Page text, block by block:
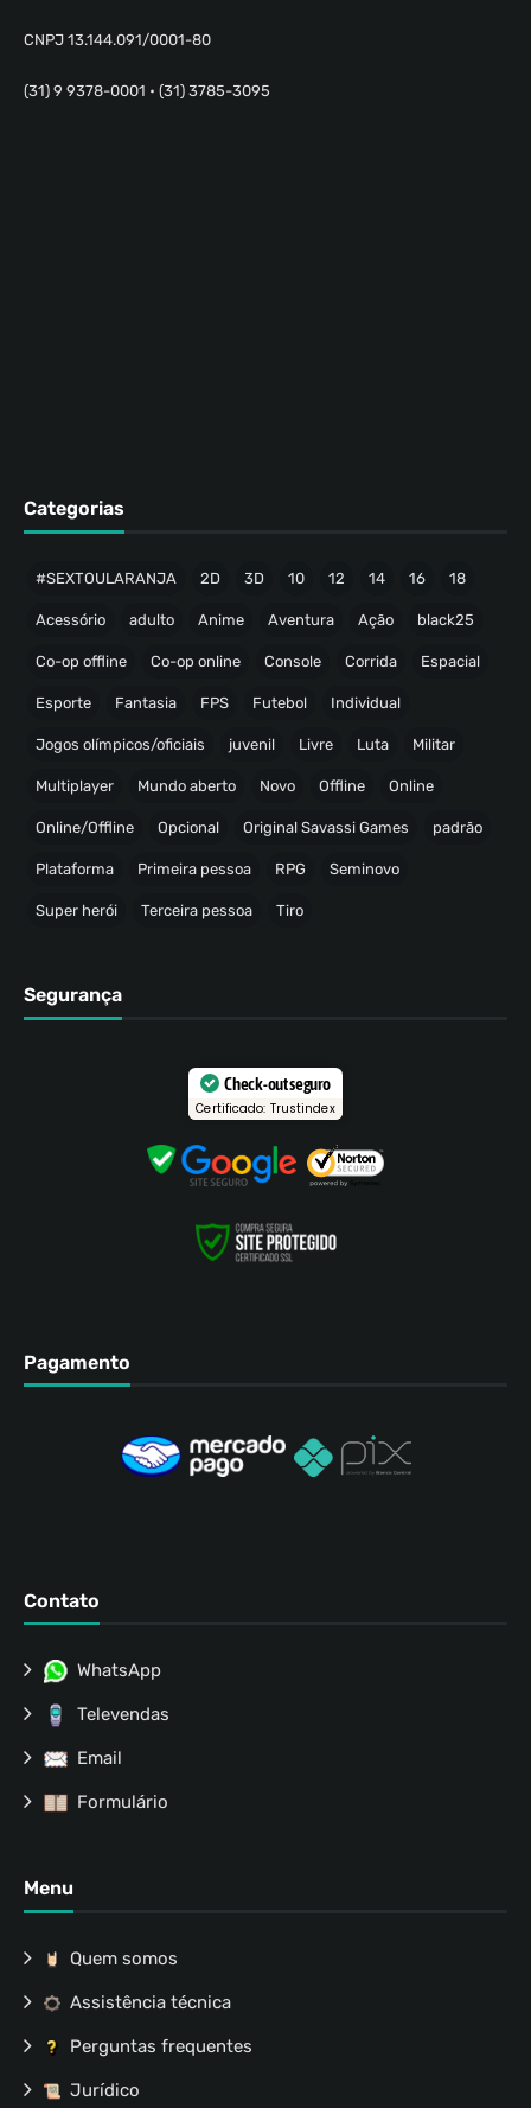
CNPJ 13.144.091/0001-80
(31) 9 9378-0001 • (31) 3785-3095
Categorias
#SEXTOULARANJA 2D 3D 10 12 14 16 18
Acessório adulto Anime Aventura Ação black25
Co-op offline Co-op online Console Corrida Espacial
Esporte Fantasia FPS Futebol Individual
Jogos olímpicos/oficiais juvenil Livre Luta Militar
Multiplayer Mundo aberto Novo Offline Online
Online/Offline Opcional Original Savassi Games padrão
Plataforma Primeira pessoa RPG Seminovo
Super herói Terceira pessoa Tiro
Segurança
Check-out seguro
Certificado: Trustindex
Pagamento
Contato
WhatsApp
Televendas
Email
Formulário
Menu
Quem somos
Assistência técnica
Perguntas frequentes
Jurídico